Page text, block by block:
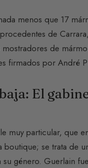
menos que 17
de
de
firmados por André
El
muy particular, que
boutique; se trata de
género. Guerlain